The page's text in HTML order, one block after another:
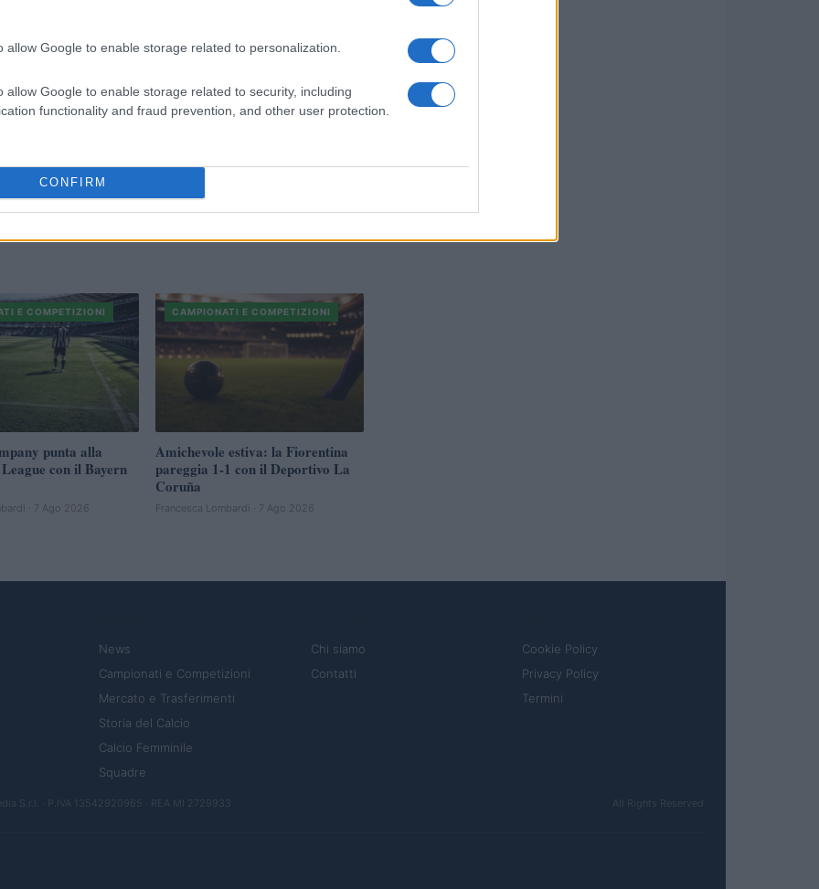
allow Google to enable storage related to personalization.
allow Google to enable storage related to security, including
functionality and fraud prevention, and other user protection.
CONFIRM
E COMPETIZIONI
punta alla
con il Bayern
· 7 Ago 2026
CAMPIONATI E COMPETIZIONI
Amichevole estiva: la Fiorentina
pareggia 1-1 con il Deportivo La
Coruña
Francesca Lombardi · 7 Ago 2026
News
Campionati e Competizioni
Mercato e Trasferimenti
Storia del Calcio
Calcio Femminile
Squadre
Chi siamo
Contatti
Cookie Policy
Privacy Policy
Termini
S.r.l. · P.IVA 13542920965 · REA MI 2729933 All Rights Reserved